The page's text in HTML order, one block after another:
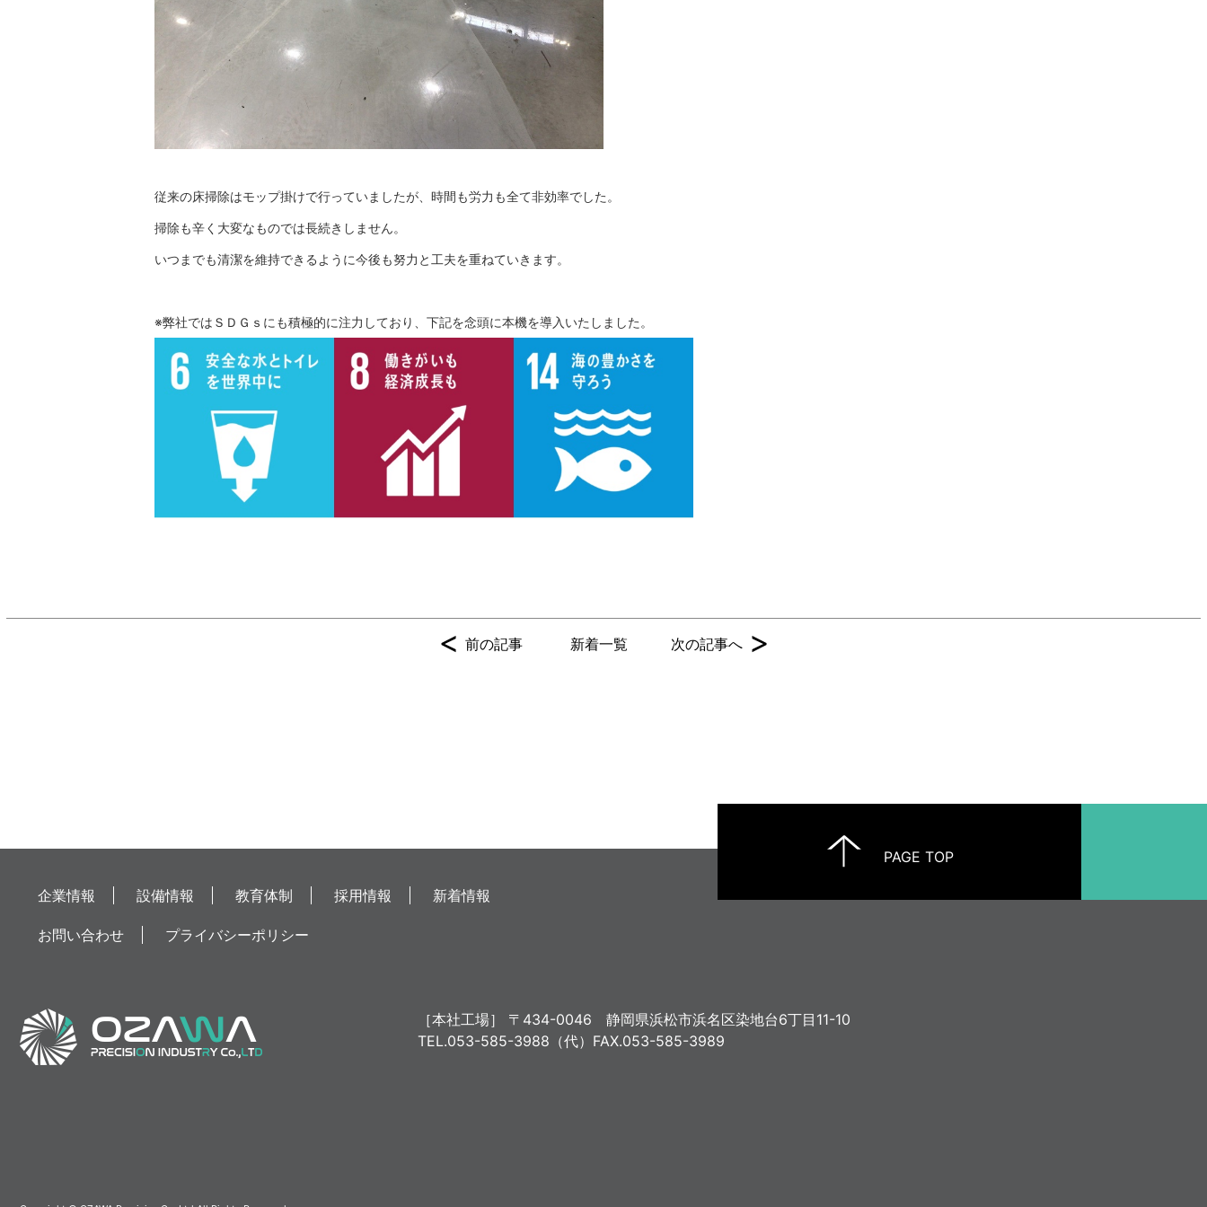
従来の床掃除はモップ掛けで行っていましたが、時間も労力も全て非効率でした。
掃除も辛く大変なものでは長続きしません。
いつまでも清潔を維持できるように今後も努力と工夫を重ねていきます。
※弊社ではＳＤＧｓにも積極的に注力しており、下記を念頭に本機を導入いたしました。
< 前の記事 新着一覧 次の記事へ >
PAGE TOP
企業情報 設備情報 教育体制 採用情報 新着情報
お問い合わせ プライバシーポリシー
［本社工場］ 〒434-0046静岡県浜松市浜名区染地台6丁目11-10
TEL.053-585-3988（代） FAX.053-585-3989